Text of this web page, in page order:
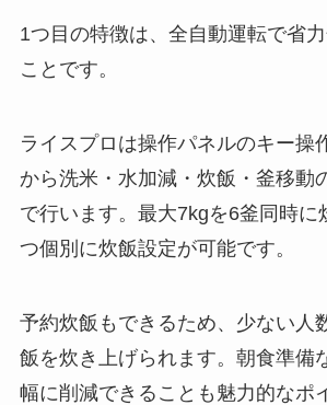
1つ目の特徴は、全自動運転で省
ことです。
ライスプロは操作パネルのキー操
から洗米・水加減・炊飯・釜移動
で行います。最大7kgを6釜同時に
つ個別に炊飯設定が可能です。
予約炊飯もできるため、少ない人
飯を炊き上げられます。朝食準備
幅に削減できることも魅力的なポ